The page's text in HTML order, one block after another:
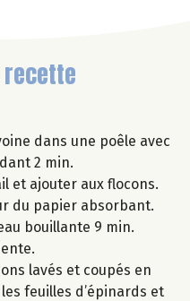
recette
dans une poêle avec
2 min.
et ajouter aux flocons.
du papier absorbant.
bouillante 9 min.
lavés et coupés en
feuilles d’épinards et